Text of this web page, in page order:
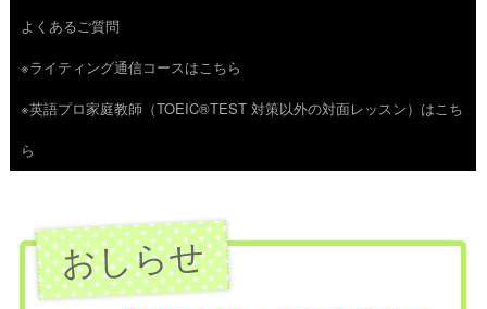
ン
ツ
へ
ス
よくあるご質問
※ライティング通信コースはこちら
※英語プロ家庭教師（TOEIC®TEST 対策以外の対面レッスン）はこち
ら